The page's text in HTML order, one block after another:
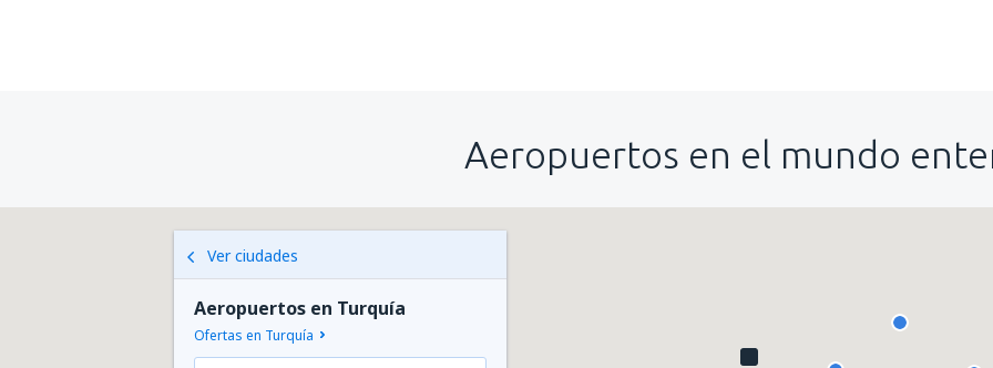
Aeropuertos en el mundo
Ver ciudades
Aeropuertos en Turquía
Ofertas en Turquía